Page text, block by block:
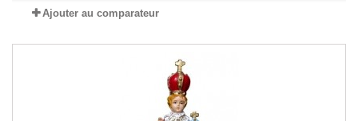
Ajouter au comparateur